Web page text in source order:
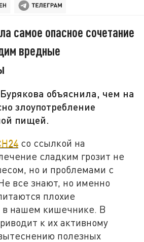
самое опасное сочетание
вредные
объяснила, чем на
злоупотребление
пищей.
со ссылкой на
сладким грозит не
но и проблемами с
все знают, но именно
плохие
в нашем кишечнике. В
к их активному
полезных